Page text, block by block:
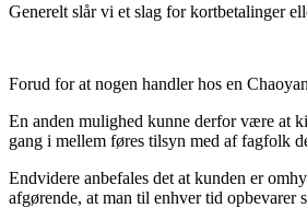
Generelt slår vi et slag for kortbetalinger
Forud for at nogen handler hos en
En anden mulighed kunne derfor være at
gang i mellem føres tilsyn med af fagfolk
Endvidere anbefales det at kunden er
afgørende, at man til enhver tid